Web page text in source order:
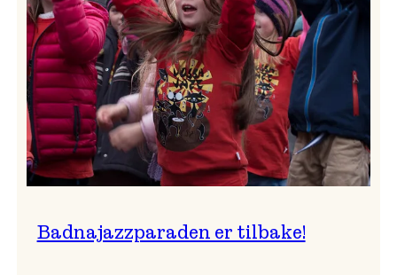
Badnajazzparaden er tilbake!